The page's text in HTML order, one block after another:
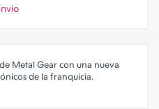
Metal Gear con una nueva
de la franquicia.